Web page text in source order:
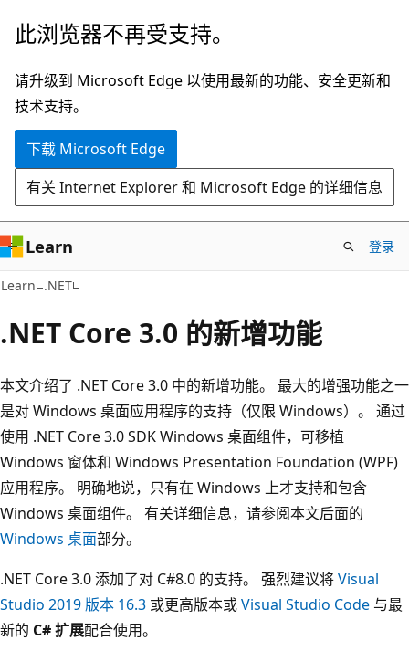
跳
主
要
内
此浏览器不再受支持。
请升级到 Microsoft Edge 以使用最新的功能、安全更新和
技术支持。
下载 Microsoft Edge
有关 Internet Explorer 和 Microsoft Edge 的详细信息
Learn 登录
Learn .NET
.NET Core 3.0 的新增功能
本文介绍了 .NET Core 3.0 中的新增功能。 最大的增强功能之一
是对 Windows 桌面应用程序的支持（仅限 Windows）。 通过
使用 .NET Core 3.0 SDK Windows 桌面组件，可移植
Windows 窗体和 Windows Presentation Foundation (WPF)
应用程序。 明确地说，只有在 Windows 上才支持和包含
Windows 桌面组件。 有关详细信息，请参阅本文后面的
Windows 桌面部分。
.NET Core 3.0 添加了对 C#8.0 的支持。 强烈建议将Visual
Studio 2019 版本 16.3 或更高版本或Visual Studio Code 与最
新的 C# 扩展配合使用。